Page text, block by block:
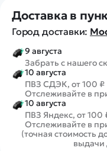
Доставка в
Город доставки:
9 августа
Забрать с нашего
10 августа
ПВЗ СДЭК, от 100 ₽
Отслеживайте в
10 августа
ПВЗ Яндекс, от 100
Отслеживайте в
(точная стоимость
выдачи